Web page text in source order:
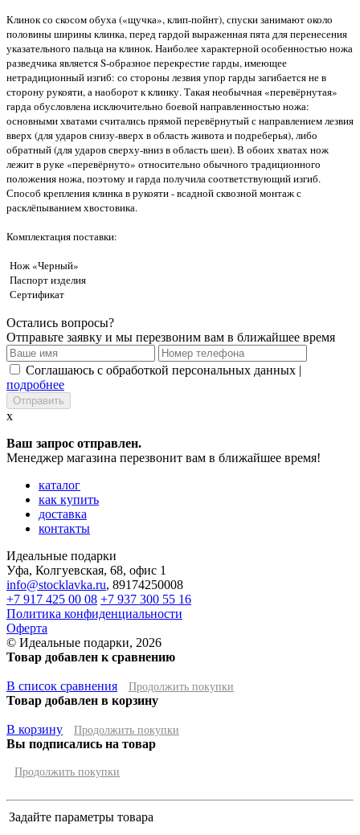
Клинок со скосом обуха («щучка», клип-пойнт), спуски занимают около
половины ширины клинка, перед гардой выраженная пята для перенесения
указательного пальца на клинок. Наиболее характерной особенностью ножа
разведчика является S-образное перекрестие гарды, имеющее
нетрадиционный изгиб: со стороны лезвия упор гарды загибается не в
сторону рукояти, а наоборот к клинку. Такая необычная «перевёрнутая»
гарда обусловлена исключительно боевой направленностью ножа:
основными хватами считались прямой перевёрнутый с направлением лезвия
вверх (для ударов снизу-вверх в область живота и подреберья), либо
обратный (для ударов сверху-вниз в область шеи). В обоих хватах нож
лежит в руке «перевёрнуто» относительно обычного традиционного
положения ножа, поэтому и гарда получила соответствующий изгиб.
Способ крепления клинка в рукояти - всадной сквозной монтаж с
расклёпыванием хвостовика.
Комплектация поставки:
Нож «Черный»
Паспорт изделия
Сертификат
Остались вопросы?
Отправьте заявку и мы перезвоним вам в ближайшее время
Соглашаюсь с обработкой персональных данных |
подробнее
x
Ваш запрос отправлен.
Менеджер магазина перезвонит вам в ближайшее время!
каталог
как купить
доставка
контакты
Идеальные подарки
Уфа, Колгуевская, 68, офис 1
info@stocklavka.ru, 89174250008
+7 917 425 00 08 +7 937 300 55 16
Политика конфиденциальности
Оферта
© Идеальные подарки, 2026
Товар добавлен к сравнению
В список сравнения Продолжить покупки
Товар добавлен в корзину
В корзину Продолжить покупки
Вы подписались на товар
Продолжить покупки
Задайте параметры товара